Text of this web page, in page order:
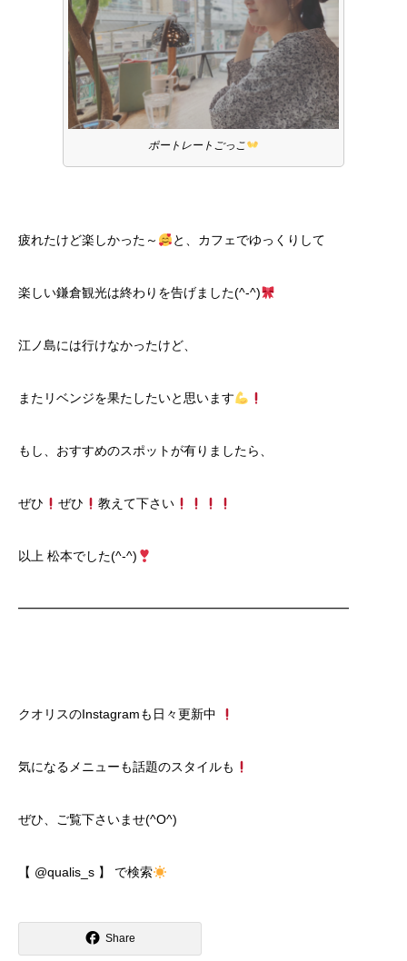
ポートレートごっこ
疲れたけど楽しかった～ と、カフェでゆっくりして
楽しい鎌倉観光は終わりを告げました(^-^)
江ノ島には行けなかったけど、
またリベンジを果たしたいと思います
もし、おすすめのスポットが有りましたら、
ぜひ ぜひ 教えて下さい
以上 松本でした(^-^)
━━━━━━━━━━━━━━━━━━━━━━━━━━
クオリスのInstagramも日々更新中
気になるメニューも話題のスタイルも
ぜひ、ご覧下さいませ(^O^)
【 @qualis_s 】 で検索
Share